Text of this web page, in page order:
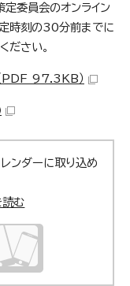
定委員会のオンライン
定時刻の30分前までに
ださい。
PDF 97.3KB）
ンダーに取り込め
読む